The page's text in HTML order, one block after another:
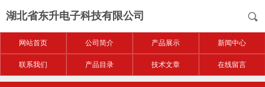
湖北省东升电子科技有限公司
网站首页 公司简介 产品展示 新闻中心
联系我们 产品目录 技术文章 在线留言